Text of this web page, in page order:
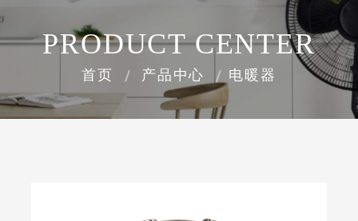
PRODUCT CENTER
首页 产品中心 电暖器